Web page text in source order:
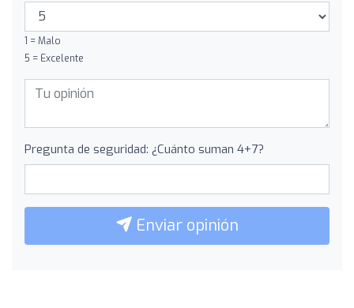
1 = Malo
5 = Excelente
Pregunta de seguridad: ¿Cuánto suman 4+7?
Enviar opinión